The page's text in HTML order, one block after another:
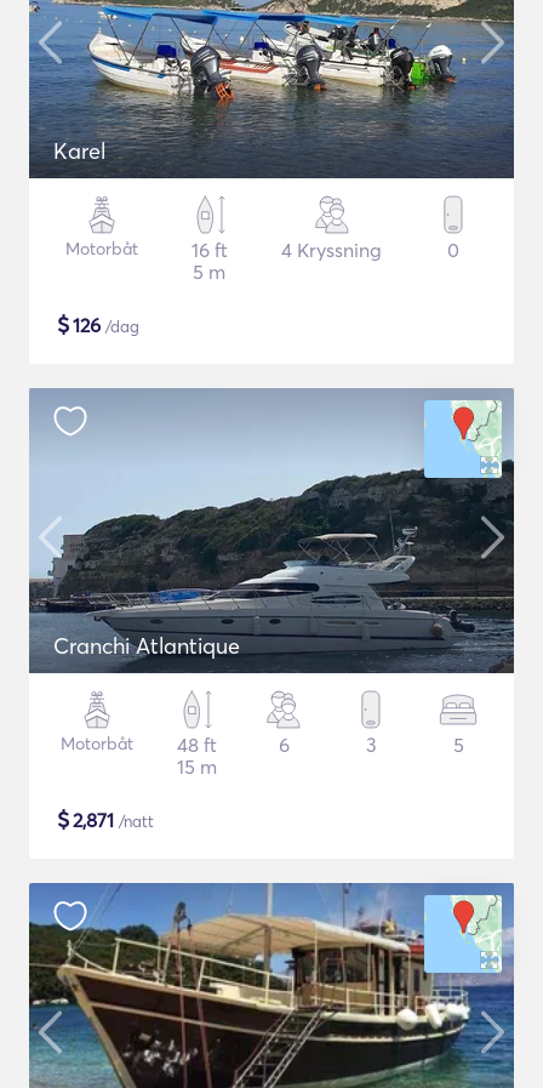
Karel
Motorbåt
16 ft
5 m
4 Kryssning 0
$126 /dag
Cranchi Atlantique
Motorbåt
48 ft
15 m
6 3 5
$2,871 /natt